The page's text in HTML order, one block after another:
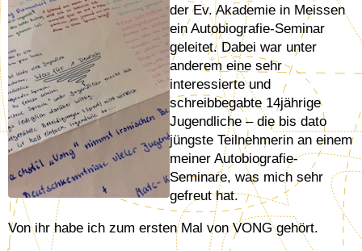
der Ev. Akademie in Meissen
ein Autobiografie-Seminar
geleitet. Dabei war unter
anderem eine sehr
interessierte und
schreibbegabte 14jährige
Jugendliche – die bis dato
jüngste Teilnehmerin an einem
meiner Autobiografie-
Seminare, was mich sehr
gefreut hat.
Von ihr habe ich zum ersten Mal von VONG gehört.